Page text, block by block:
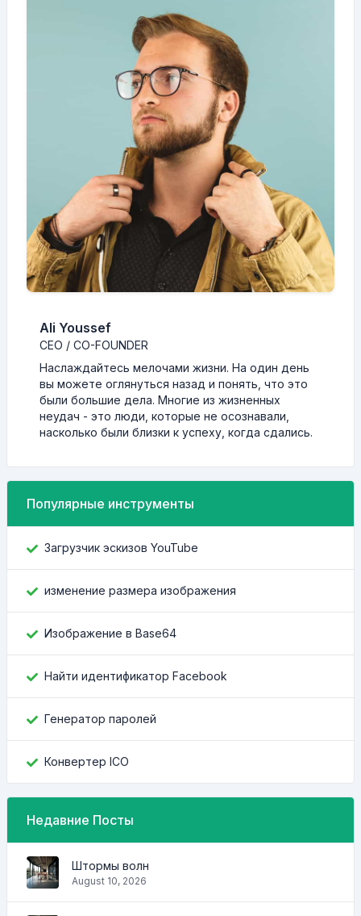
Ali Youssef
CEO / CO-FOUNDER
Наслаждайтесь мелочами жизни. На один день
вы можете оглянуться назад и понять, что это
были большие дела. Многие из жизненных
неудач - это люди, которые не осознавали,
насколько были близки к успеху, когда сдались.
Популярные инструменты
Загрузчик эскизов YouTube
изменение размера изображения
Изображение в Base64
Найти идентификатор Facebook
Генератор паролей
Конвертер ICO
Недавние Посты
Штормы волн
August 10, 2026